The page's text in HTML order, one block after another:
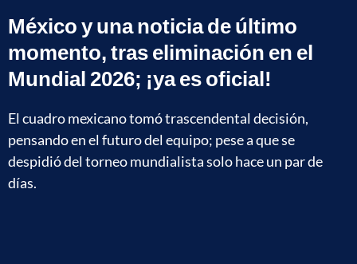
México y una noticia de último
momento, tras eliminación en el
Mundial 2026; ¡ya es oficial!
El cuadro mexicano tomó trascendental decisión,
pensando en el futuro del equipo; pese a que se
despidió del torneo mundialista solo hace un par de
días.